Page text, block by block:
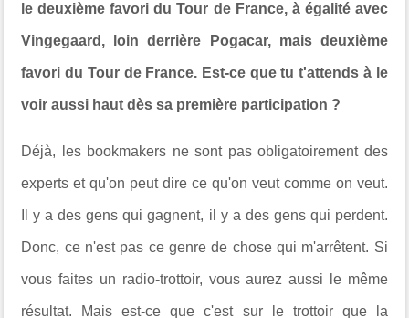
le deuxième favori du Tour de France, à égalité avec
Vingegaard, loin derrière Pogacar, mais deuxième
favori du Tour de France. Est-ce que tu t'attends à le
voir aussi haut dès sa première participation ?
Déjà, les bookmakers ne sont pas obligatoirement des
experts et qu'on peut dire ce qu'on veut comme on veut.
Il y a des gens qui gagnent, il y a des gens qui perdent.
Donc, ce n'est pas ce genre de chose qui m'arrêtent. Si
vous faites un radio-trottoir, vous aurez aussi le même
résultat. Mais est-ce que c'est sur le trottoir que la